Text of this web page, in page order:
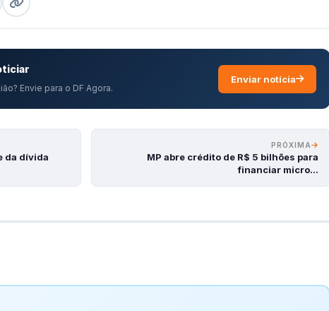
Envie para o DF Agora.
Enviar notícia
da dívida
PRÓXIMA
MP abre crédito de R$ 5 bilhões para
financiar micro…